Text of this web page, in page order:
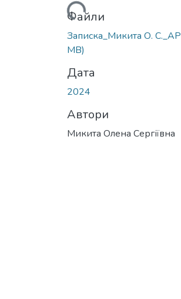
Вантажиться...
Файли
Записка_Микита О.
MB)
Дата
2024
Автори
Микита Олена Сергіївна